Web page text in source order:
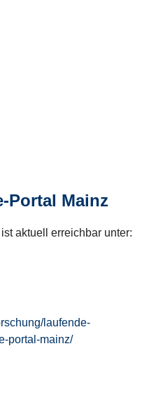
Portal Mainz
aktuell erreichbar unter:
laufende-
portal-mainz/